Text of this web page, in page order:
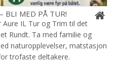
BLI MED PÅ TUR!
Aure IL Tur og Trim til det
Rundt. Ta med familie og
naturopplevelser, matstasjon
trofaste deltakere.